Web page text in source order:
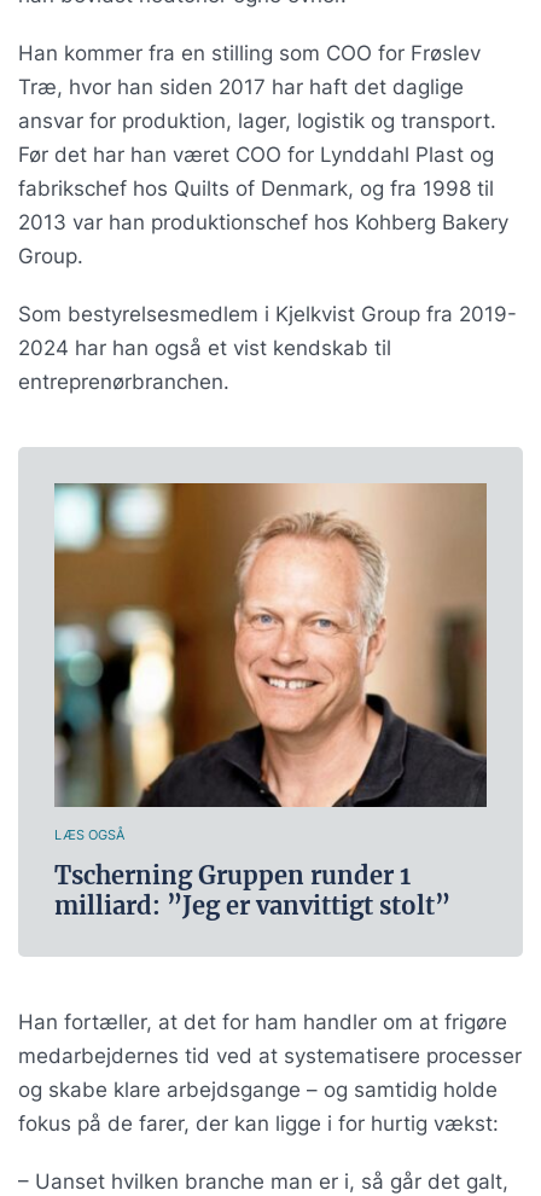
Han kommer fra en stilling som COO for Frøslev
Træ, hvor han siden 2017 har haft det daglige
ansvar for produktion, lager, logistik og transport.
Før det har han været COO for Lynddahl Plast og
fabrikschef hos Quilts of Denmark, og fra 1998 til
2013 var han produktionschef hos Kohberg Bakery
Group.
Som bestyrelsesmedlem i Kjelkvist Group fra 2019-
2024 har han også et vist kendskab til
entreprenørbranchen.
LÆS OGSÅ
Tscherning Gruppen runder 1
milliard: ”Jeg er vanvittigt stolt”
Han fortæller, at det for ham handler om at frigøre
medarbejdernes tid ved at systematisere processer
og skabe klare arbejdsgange – og samtidig holde
fokus på de farer, der kan ligge i for hurtig vækst:
– Uanset hvilken branche man er i, så går det galt,